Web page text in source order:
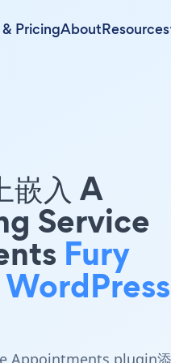
& PricingAboutResources
嵌入 A
Service
Fury
Appointments plugin添